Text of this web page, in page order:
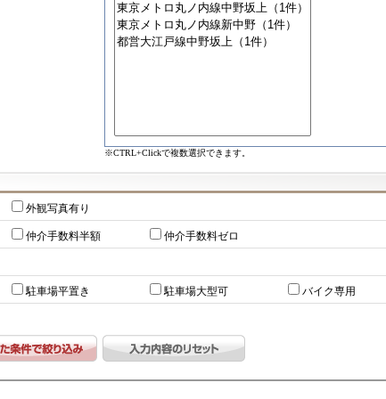
※CTRL+Clickで複数選択できます。
外観写真有り
仲介手数料半額 仲介手数料ゼロ
駐車場平置き 駐車場大型可 バイク専用